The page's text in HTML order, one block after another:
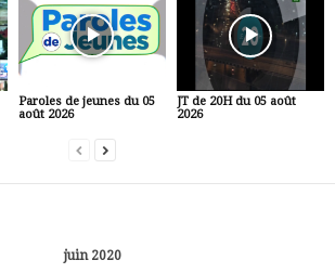
Paroles de jeunes du 05
août 2026
JT de 20H du 05 août
2026
juin 2020